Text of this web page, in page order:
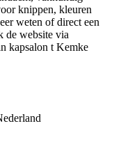
knippen, kleuren
weten of direct een
de website via
kapsalon t Kemke